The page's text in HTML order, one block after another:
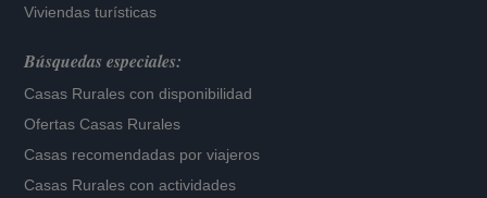
Viviendas turísticas
Búsquedas especiales:
Casas Rurales con disponibilidad
Ofertas Casas Rurales
Casas recomendadas por viajeros
Casas Rurales con actividades